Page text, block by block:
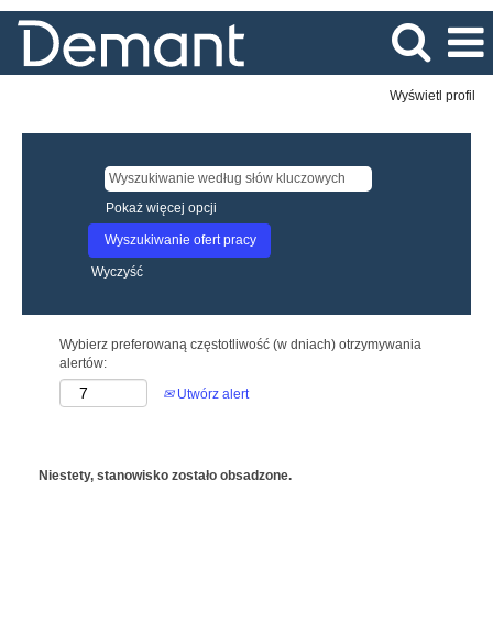
Wyświetl profil
Pokaż więcej opcji
Wyczyść
Wybierz preferowaną częstotliwość (w dniach) otrzymywania
alertów:
Utwórz alert
Niestety, stanowisko zostało obsadzone.